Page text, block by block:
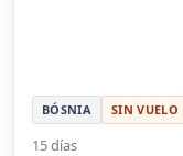
BÓSNIA SIN VUELO
15 días